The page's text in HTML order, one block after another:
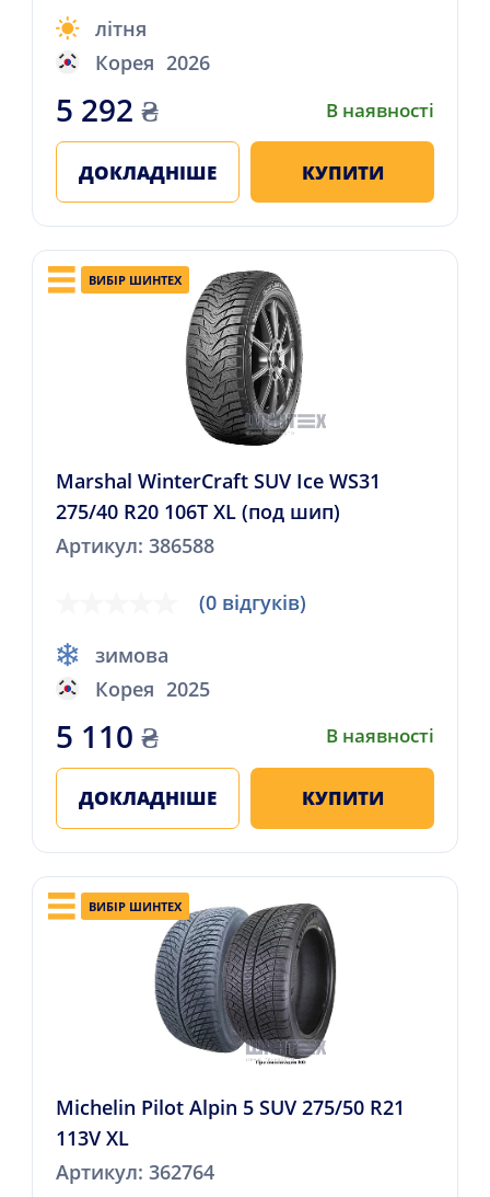
літня
Корея 2026
5 292 ₴ В наявності
ДОКЛАДНІШЕ КУПИТИ
ВИБІР ШИНТЕХ
Marshal WinterCraft SUV Ice WS31
275/40 R20 106T XL (под шип)
Артикул: 386588
(0 відгуків)
зимова
Корея 2025
5 110 ₴ В наявності
ДОКЛАДНІШЕ КУПИТИ
ВИБІР ШИНТЕХ
Michelin Pilot Alpin 5 SUV 275/50 R21
113V XL
Артикул: 362764